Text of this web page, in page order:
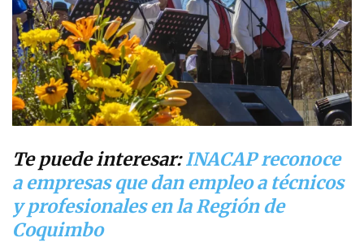
Te puede interesar:INACAP reconoce
a empresas que dan empleo a técnicos
y profesionales en la Región de
Coquimbo